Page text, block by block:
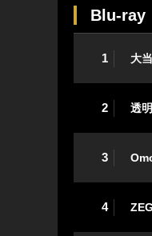
Blu-ray
1 大
2 透
3
4